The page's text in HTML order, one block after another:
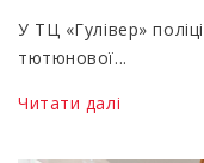
У ТЦ «Гулівер»
тютюнової...
Читати далі